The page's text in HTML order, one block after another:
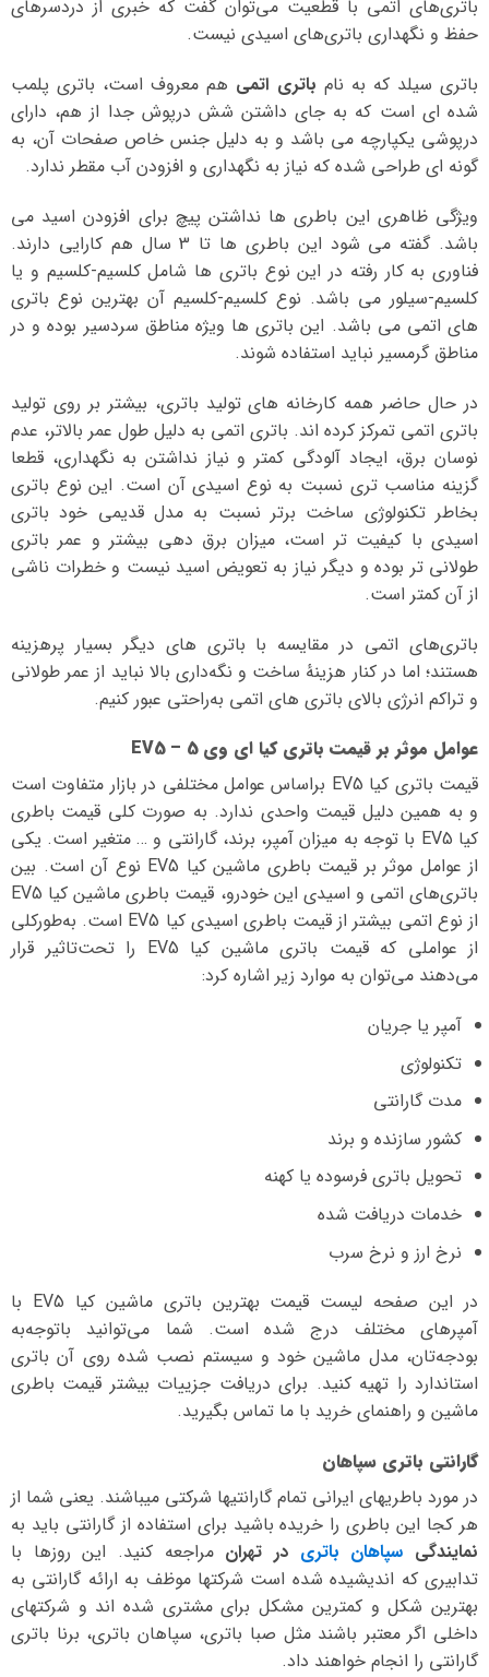
باتری‌های اتمی با قطعیت می‌توان گفت که خبری از دردسرهای
حفظ و نگهداری باتری‌های اسیدی نیست.
باتری سیلد که به نام باتری اتمی هم معروف است، باتری پلمب
شده ای است که به جای داشتن شش درپوش جدا از هم، دارای
درپوشی یکپارچه می باشد و به دلیل جنس خاص صفحات آن، به
گونه ای طراحی شده که نیاز به نگهداری و افزودن آب مقطر ندارد.
ویژگی ظاهری این باطری ها نداشتن پیچ برای افزودن اسید می
باشد. گفته می شود این باطری ها تا 3 سال هم کارایی دارند.
فناوری به کار رفته در این نوع باتری ها شامل کلسیم-کلسیم و یا
کلسیم-سیلور می باشد. نوع کلسیم-کلسیم آن بهترین نوع باتری
های اتمی می باشد. این باتری ها ویژه مناطق سردسیر بوده و در
مناطق گرمسیر نباید استفاده شوند.
در حال حاضر همه کارخانه های تولید باتری، بیشتر بر روی تولید
باتری اتمی تمرکز کرده اند. باتری اتمی به دلیل طول عمر بالاتر، عدم
نوسان برق، ایجاد آلودگی کمتر و نیاز نداشتن به نگهداری، قطعا
گزینه مناسب تری نسبت به نوع اسیدی آن است. این نوع باتری
بخاطر تکنولوژی ساخت برتر نسبت به مدل قدیمی خود باتری
اسیدی با کیفیت تر است، میزان برق دهی بیشتر و عمر باتری
طولانی تر بوده و دیگر نیاز به تعویض اسید نیست و خطرات ناشی
از آن کمتر است.
باتری‌های اتمی در مقایسه با باتری‌ های دیگر بسیار پرهزینه
هستند؛ اما در کنار هزینهٔ ساخت و نگه‌داری بالا نباید از عمر طولانی
و تراکم انرژی بالای باتری‌ های اتمی به‌راحتی عبور کنیم.
عوامل موثر بر قیمت باتری کیا ای وی 5 – EV5
قیمت باتری کیا EV5 بر‌اساس عوامل مختلفی در بازار متفاوت است
و به همین دلیل قیمت واحدی ندارد. به صورت کلی قیمت باطری
کیا EV5 با توجه به میزان آمپر، برند، گارانتی و … متغیر است. یکی
از عوامل موثر بر قیمت باطری ماشین کیا EV5 نوع آن است. بین
باتری‌های اتمی و اسیدی این خودرو، قیمت باطری ماشین کیا EV5
از نوع اتمی بیشتر از قیمت باطری اسیدی کیا EV5 است. به‌طورکلی
از عواملی که قیمت باتری ماشین کیا EV5 را تحت‌تاثیر قرار
می‌دهند می‌توان به موارد زیر اشاره کرد:
آمپر یا جریان
تکنولوژی
مدت گارانتی
کشور سازنده و برند
تحویل باتری فرسوده یا کهنه
خدمات دریافت شده
نرخ ارز و نرخ سرب
در این صفحه لیست قیمت بهترین باتری ماشین کیا EV5 با
آمپرهای مختلف درج شده است. شما می‌توانید با‌توجه‌به
بودجه‌تان، مدل ماشین خود و سیستم نصب شده روی آن باتری
استاندارد را تهیه کنید. برای دریافت جزییات بیشتر قیمت باطری
ماشین و راهنمای خرید با ما تماس بگیرید.
گارانتی باتری سپاهان
در مورد باطریهای ایرانی تمام گارانتیها شرکتی میباشند. یعنی شما از
هر کجا این باطری را خریده باشید برای استفاده از گارانتی باید به
نمایندگی سپاهان باتری در تهران مراجعه کنید. این روزها با
تدابیری که اندیشیده شده است شرکتها موظف به ارائه گارانتی به
بهترین شکل و کمترین مشکل برای مشتری شده اند و شرکتهای
داخلی اگر معتبر باشند مثل صبا باتری، سپاهان باتری، برنا باتری
گارانتی را انجام خواهند داد.